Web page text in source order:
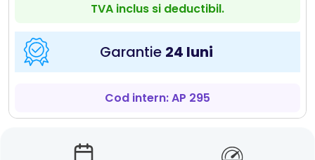
TVA inclus si deductibil.
Garantie 24 luni
Cod intern: AP 295